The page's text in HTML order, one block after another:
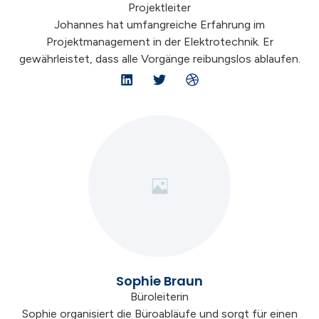
Projektleiter
Johannes hat umfangreiche Erfahrung im
Projektmanagement in der Elektrotechnik. Er
gewährleistet, dass alle Vorgänge reibungslos ablaufen.
Sophie Braun
Büroleiterin
Sophie organisiert die Büroabläufe und sorgt für einen